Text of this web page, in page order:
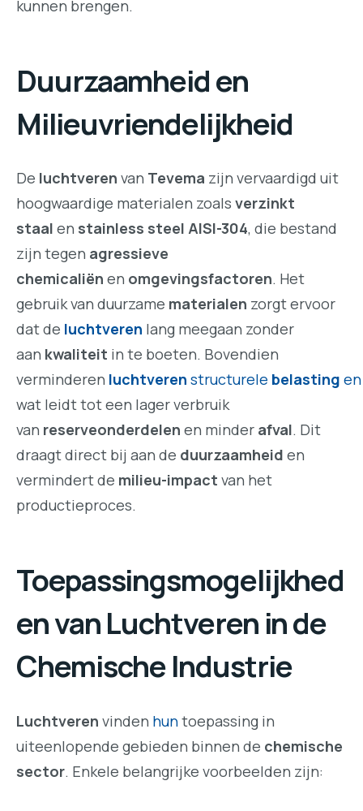
kunnen brengen.
Duurzaamheid en
Milieuvriendelijkheid
De luchtveren van Tevema zijn vervaardigd uit
hoogwaardige materialen zoals verzinkt
staal en stainless steel AISI-304, die bestand
zijn tegen agressieve
chemicaliën en omgevingsfactoren. Het
gebruik van duurzame materialen zorgt ervoor
dat de luchtveren lang meegaan zonder
aan kwaliteit in te boeten. Bovendien
verminderen luchtveren structurele belasting
wat leidt tot een lager verbruik
van reserveonderdelen en minder afval. Dit
draagt direct bij aan de duurzaamheid en
vermindert de milieu-impact van het
productieproces.
Toepassingsmogelijkhed
en van Luchtveren in de
Chemische Industrie
Luchtveren vinden huntoepassing in
uiteenlopende gebieden binnen de chemische
sector. Enkele belangrijke voorbeelden zijn: